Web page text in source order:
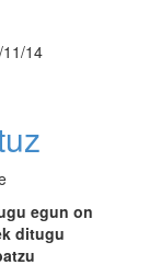
14
egun on
ditugu